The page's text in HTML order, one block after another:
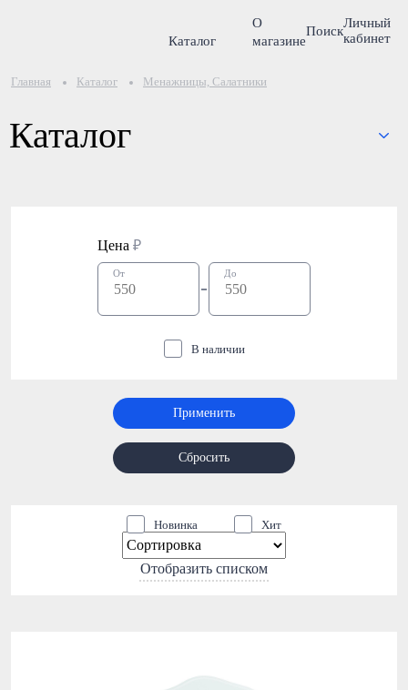
Каталог
О
магазине
Поиск
Личный
кабинет
Главная Каталог Менажницы, Салатники
Каталог
Цена ₽
От До
В наличии
Применить
Сбросить
Новинка Хит
Отобразить списком